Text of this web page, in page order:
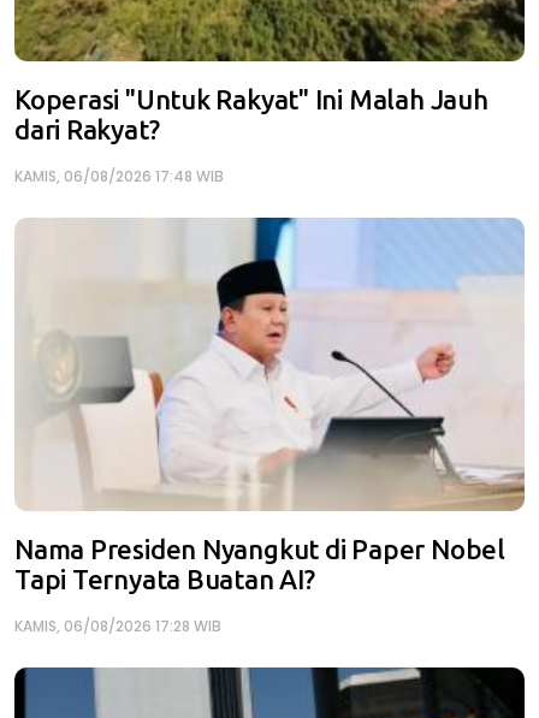
Koperasi "Untuk Rakyat" Ini Malah Jauh
dari Rakyat?
KAMIS, 06/08/2026 17:48 WIB
Nama Presiden Nyangkut di Paper Nobel
Tapi Ternyata Buatan AI?
KAMIS, 06/08/2026 17:28 WIB